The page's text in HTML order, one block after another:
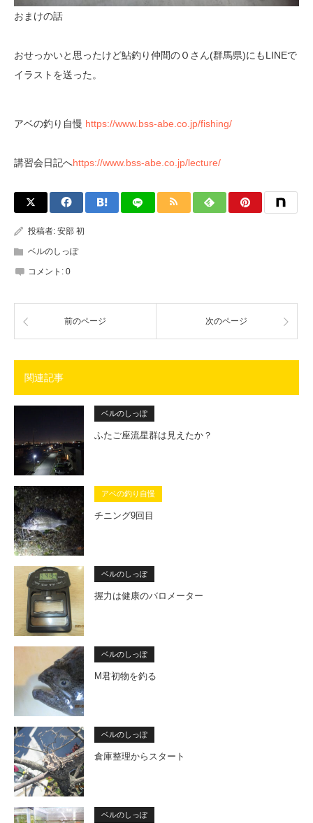
おまけの話
おせっかいと思ったけど鮎釣り仲間のＯさん(群馬県)にもLINEで
イラストを送った。
アベの釣り自慢 https://www.bss-abe.co.jp/fishing/
講習会日記へhttps://www.bss-abe.co.jp/lecture/
投稿者: 安部 初
ベルのしっぽ
コメント: 0
前のページ 次のページ
関連記事
ベルのしっぽ
ふたご座流星群は見えたか？
アベの釣り自慢
チニング9回目
ベルのしっぽ
握力は健康のバロメーター
ベルのしっぽ
M君初物を釣る
ベルのしっぽ
倉庫整理からスタート
ベルのしっぽ